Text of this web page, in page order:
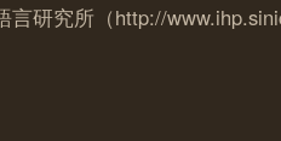
言研究所（http://